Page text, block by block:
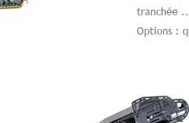
tranchée
Options :